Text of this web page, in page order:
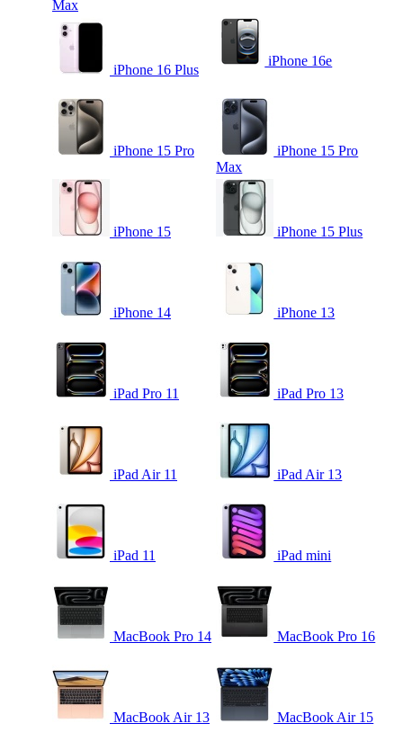
Max
iPhone 16 Plus
iPhone 16e
iPhone 15 Pro
iPhone 15 Pro
Max
iPhone 15 iPhone 15 Plus
iPhone 14 iPhone 13
iPad Pro 11 iPad Pro 13
iPad Air 11 iPad Air 13
iPad 11 iPad mini
MacBook Pro 14 MacBook Pro 16
MacBook Air 13 MacBook Air 15